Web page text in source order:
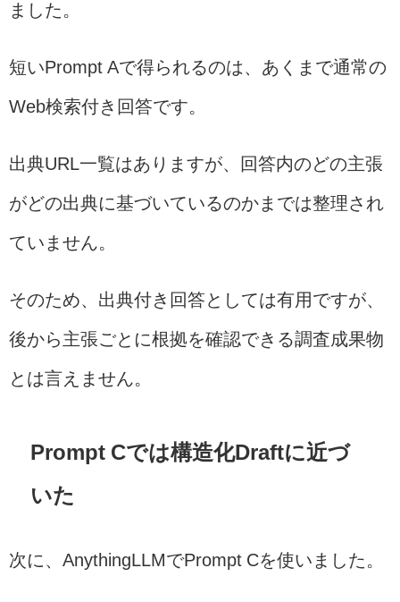
ました。
短いPrompt Aで得られるのは、あくまで通常の
Web検索付き回答です。
出典URL一覧はありますが、回答内のどの主張
がどの出典に基づいているのかまでは整理され
ていません。
そのため、出典付き回答としては有用ですが、
後から主張ごとに根拠を確認できる調査成果物
とは言えません。
Prompt Cでは構造化Draftに近づ
いた
次に、AnythingLLMでPrompt Cを使いました。